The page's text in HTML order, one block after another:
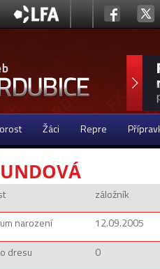
Žáci Repre
záložník
narození
12.09.2005
dresu
0